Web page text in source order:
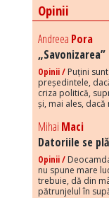
Opinii
Andreea Pora
Opinii / Puțini
președintele,
criza politică,
și, mai ales,
Mihai Maci
Datoriile se
Opinii /
nu spune mare
trebuie, dă din
pătrunjelul în